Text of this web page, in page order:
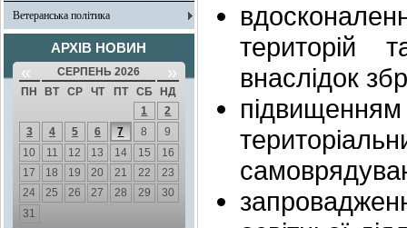
Ветеранська політика
АРХІВ НОВИН
« СЕРПЕНЬ 2026 »
ПН ВТ СР ЧТ ПТ СБ
НД
1
2
3
4 5 6 7 8
9
10
11 12 13 14 15
16
17
18 19 20 21 22
23
24
25 26 27 28 29
30
31
територій
внаслідок